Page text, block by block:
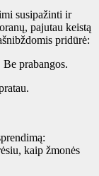
susipažinti ir
pajutau keistą
pridūrė:
prabangos.
kaip žmonės